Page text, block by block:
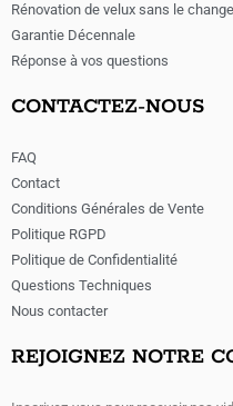
Rénovation de velux sans le
Garantie Décennale
Réponse à vos questions
CONTACTEZ-NOUS
FAQ
Contact
Conditions Générales de Vente
Politique RGPD
Politique de Confidentialité
Questions Techniques
Nous contacter
REJOIGNEZ NOTRE